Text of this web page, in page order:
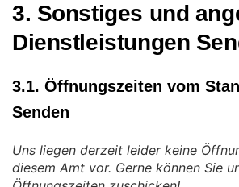
3. Sonstiges und
Dienstleistungen
3.1. Öffnungszeiten vom
Senden
Uns liegen derzeit leider keine
diesem Amt vor. Gerne können Sie